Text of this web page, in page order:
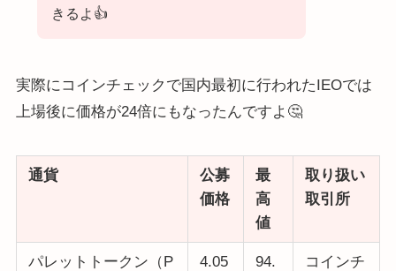
きるよ👍
実際にコインチェックで国内最初に行われたIEOでは
上場後に価格が24倍にもなったんですよ🤔
通貨
公募
価格
最
高
値
取り扱い
取引所
パレットトークン（P
4.05
94.
コインチ